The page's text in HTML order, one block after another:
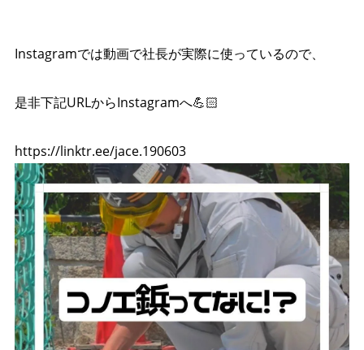
Instagramでは動画で社長が実際に使っているので、
是非下記URLからInstagramへ💪🏻
https://linktr.ee/jace.190603